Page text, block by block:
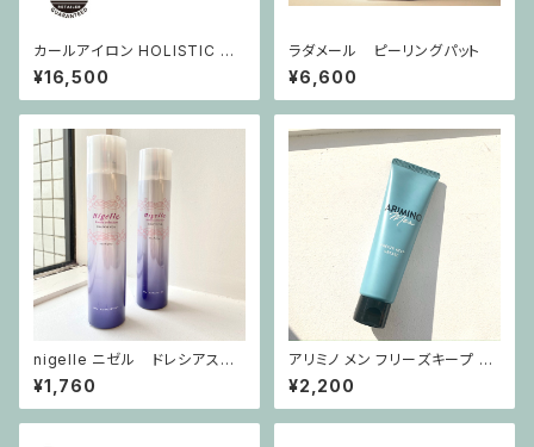
カールアイロン HOLISTIC CU
RE（ホリスティック キュア） [2
6mm /交流（コード）式 /国内・
海外対応]
¥16,500
ラダメール ピーリングパット
¥6,600
nigelle ニゼル ドレシアスプ
レー ホールドフィット ヴェール
¥1,760
アリミノ メン フリーズキープ グ
リース 100g [ARIMINO MEN]
¥2,200